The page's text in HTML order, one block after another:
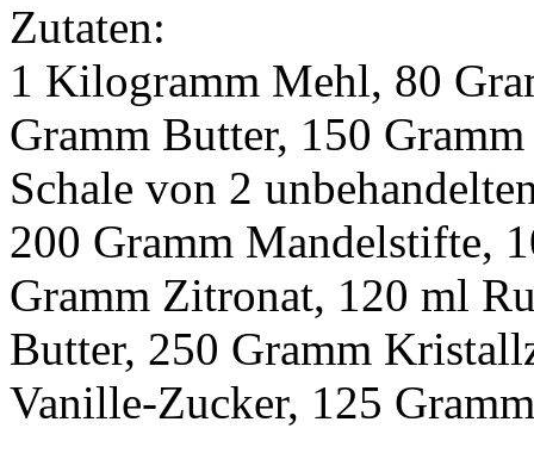
Zutaten:
1 Kilogramm Mehl, 80
Gramm Butter, 150
Schale von 2
200 Gramm Mandelstifte,
Gramm Zitronat, 120 ml
Butter, 250 Gramm
Vanille-Zucker, 125